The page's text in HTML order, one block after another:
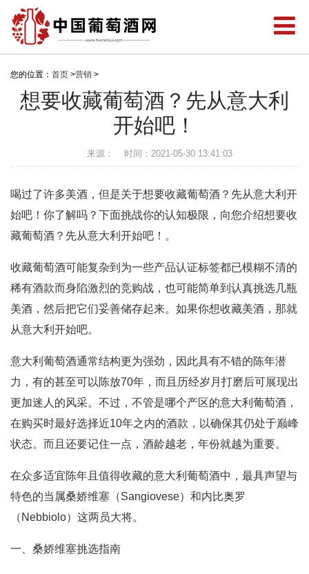
您的位置： 首页 >营销 >
想要收藏葡萄酒？先从意大利
开始吧！
来源： 时间：2021-05-30 13:41:03
喝过了许多美酒，但是关于想要收藏葡萄酒？先从意大利开
始吧！你了解吗？下面挑战你的认知极限，向您介绍想要收
藏葡萄酒？先从意大利开始吧！。
收藏葡萄酒可能复杂到为一些产品认证标签都已模糊不清的
稀有酒款而身陷激烈的竞购战，也可能简单到认真挑选几瓶
美酒，然后把它们妥善储存起来。如果你想收藏美酒，那就
从意大利开始吧。
意大利葡萄酒通常结构更为强劲，因此具有不错的陈年潜
力，有的甚至可以陈放70年，而且历经岁月打磨后可展现出
更加迷人的风采。不过，不管是哪个产区的意大利葡萄酒，
在购买时最好选择近10年之内的酒款，以确保其仍处于巅峰
状态。而且还要记住一点，酒龄越老，年份就越为重要。
在众多适宜陈年且值得收藏的意大利葡萄酒中，最具声望与
特色的当属桑娇维塞（Sangiovese）和内比奥罗
（Nebbiolo）这两员大将。
一、桑娇维塞挑选指南